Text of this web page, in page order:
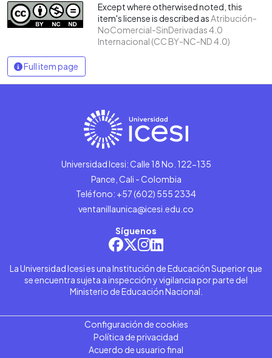
Except where otherwised noted, this
item's license is described asAtribución-
NoComercial-SinDerivadas 4.0
Internacional (CC BY-NC-ND 4.0)
Full item page
Universidad Icesi: Calle 18 No. 122-135
Pance, Cali - Colombia
Teléfono: +57 (602) 555 2334
ventanillaunica@icesi.edu.co
Síguenos
La Universidad Icesi es una Institución de Educación Superior que
se encuentra sujeta a inspección y vigilancia por parte del
Ministerio de Educación Nacional.
Configuración de cookies
Política de privacidad
Acuerdo de usuario final